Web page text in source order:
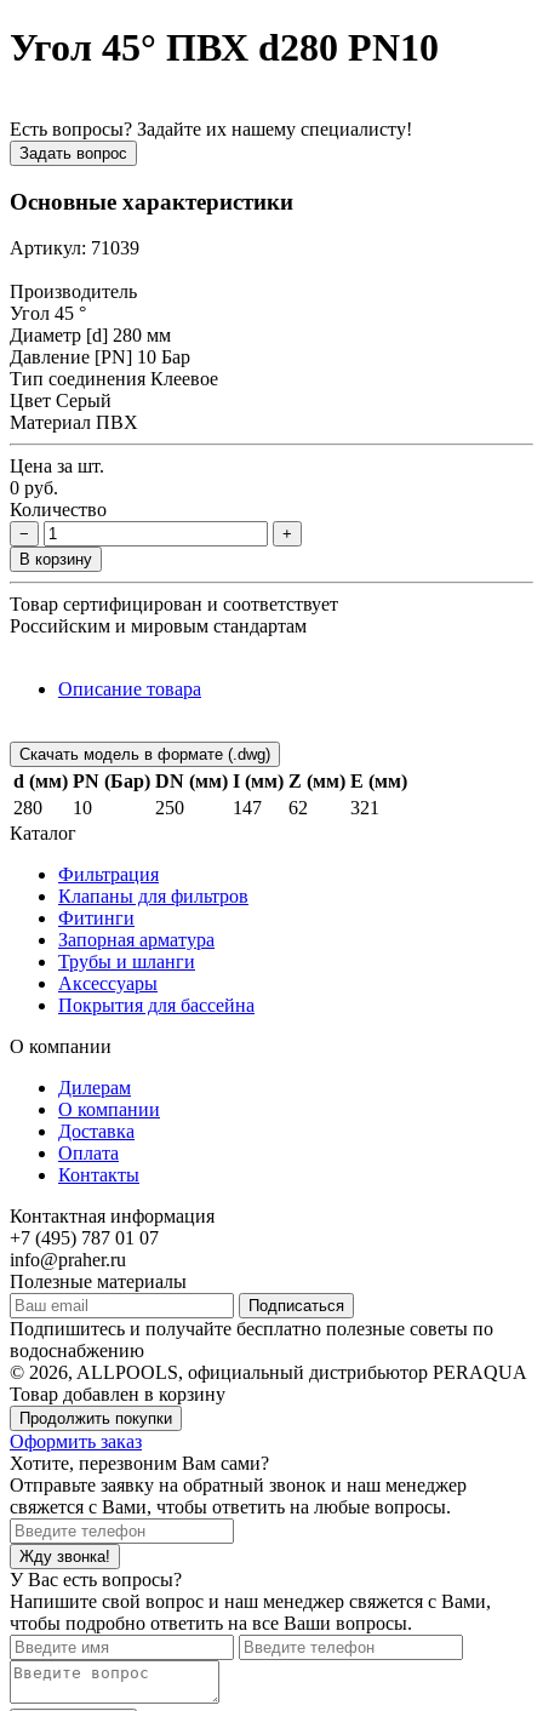
Угол 45° ПВХ d280 PN10
Есть вопросы? Задайте их нашему специалисту!
Задать вопрос
Основные характеристики
Артикул: 71039
Производитель
Угол 45 °
Диаметр [d] 280 мм
Давление [PN] 10 Бар
Тип соединения Клеевое
Цвет Серый
Материал ПВХ
Цена за шт.
0 руб.
Количество
−
+
В корзину
Товар сертифицирован и соответствует
Российским и мировым стандартам
Описание товара
Скачать модель в формате (.dwg)
d (мм) PN (Бар) DN (мм) I (мм) Z (мм) E (мм)
280
10 250 147 62
321
Каталог
Фильтрация
Клапаны для фильтров
Фитинги
Запорная арматура
Трубы и шланги
Аксессуары
Покрытия для бассейна
О компании
Дилерам
О компании
Доставка
Оплата
Контакты
Контактная информация
+7 (495) 787 01 07
info@praher.ru
Полезные материалы
Подписаться
Подпишитесь и получайте бесплатно полезные советы по
водоснабжению
© 2026, ALLPOOLS, официальный дистрибьютор PERAQUA
Товар добавлен в корзину
Продолжить покупки
Оформить заказ
Хотите, перезвоним Вам сами?
Отправьте заявку на обратный звонок и наш менеджер
свяжется с Вами, чтобы ответить на любые вопросы.
Жду звонка!
У Вас есть вопросы?
Напишите свой вопрос и наш менеджер свяжется с Вами,
чтобы подробно ответить на все Ваши вопросы.